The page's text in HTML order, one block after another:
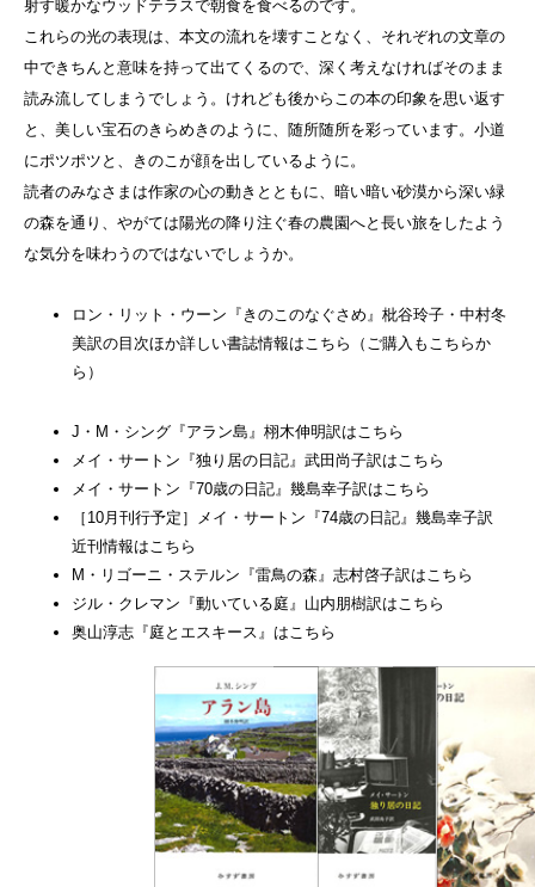
射す暖かなウッドテラスで朝食を食べるのです。
これらの光の表現は、本文の流れを壊すことなく、それぞれの文章の
中できちんと意味を持って出てくるので、深く考えなければそのまま
読み流してしまうでしょう。けれども後からこの本の印象を思い返す
と、美しい宝石のきらめきのように、随所随所を彩っています。小道
にポツポツと、きのこが顔を出しているように。
読者のみなさまは作家の心の動きとともに、暗い暗い砂漠から深い緑
の森を通り、やがては陽光の降り注ぐ春の農園へと長い旅をしたよう
な気分を味わうのではないでしょうか。
ロン・リット・ウーン『きのこのなぐさめ』枇谷玲子・中村冬
美訳の目次ほか詳しい書誌情報はこちら（ご購入もこちらか
ら）
J・M・シング『アラン島』栩木伸明訳はこちら
メイ・サートン『独り居の日記』武田尚子訳はこちら
メイ・サートン『70歳の日記』幾島幸子訳はこちら
［10月刊行予定］メイ・サートン『74歳の日記』幾島幸子訳
近刊情報はこちら
M・リゴーニ・ステルン『雷鳥の森』志村啓子訳はこちら
ジル・クレマン『動いている庭』山内朋樹訳はこちら
奥山淳志『庭とエスキース』はこちら